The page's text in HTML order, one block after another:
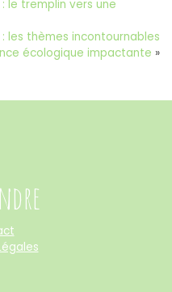
le tremplin vers une
les thèmes incontournables
écologique impactante »